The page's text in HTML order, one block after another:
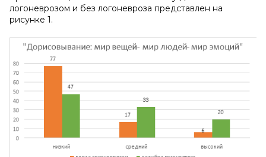
логоневрозом и без логоневроза представлен на
рисунке 1.